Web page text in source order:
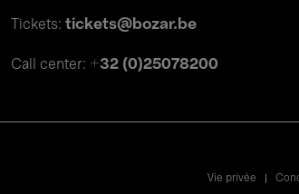
Tickets: tickets@bozar.be
Call center: +32 (0)25078200
LegalVie privée